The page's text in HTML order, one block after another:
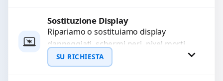
Procedi
Sostituzione Display
Ripariamo o sostituiamo display
danneggiati, schermi neri, pixel morti,
righe sullo schermo, vetro incrinato,
LCD rotto, aloni o colori sbiaditi,...
SU RICHIESTA